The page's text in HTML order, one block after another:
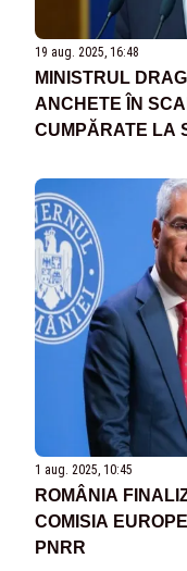
19 aug. 2025, 16:48
MINISTRUL
ANCHETE ÎN
CUMPĂRATE LA
1 aug. 2025, 10:45
ROMÂNIA
COMISIA
PNRR